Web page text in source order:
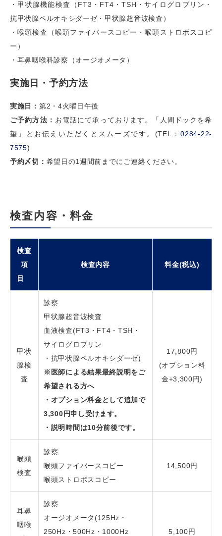
・甲状腺機能検査（FT3・FT4・TSH・サイログロブリン・
抗甲状腺ペルオキシダーゼ・甲状腺超音波検査）
・喉頭検査（喉頭ファイバースコピー・喉頭ストロボスコピ
ー）
・耳鼻咽喉科診察（オージオメータ）
実施日・予約方法
実施日： 第2・4火曜日午後
ご予約方法： お電話にて承っております。「人間ドックを希
望」とお伝えいただくとスムーズです。(TEL：0284-22-
7575)
予約〆切： 希望日の1週間前までにご連絡ください。
検査内容・料金
検査
項
目
検査内容 料金(税込)
甲状
腺検
査
診察
甲状腺超音波検査
血液検査(FT3・FT4・TSH・
サイログロブリン
・抗甲状腺ペルオキシダーゼ)
※医師による結果最終説明をご
希望される方へ
・オプション料金として追加で
3,300円申し受けます。
・説明時間は10分前後です。
17,800円
(オプション料
金+3,300円)
喉頭
検査
診察
喉頭ファイバースコピー
喉頭ストロボスコピー
14,500円
耳鼻
咽喉
診察
オージオメータ(125Hz・
250Hz・500Hz・1000Hz
5,100円